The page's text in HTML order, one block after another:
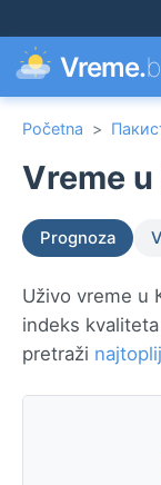
Vreme.
Početna >
Vreme
Prognoza
Uživo vreme u
indeks
pretraži